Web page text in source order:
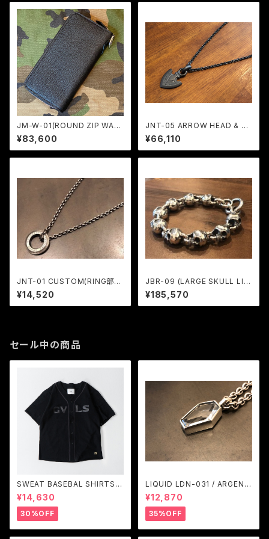
JM-W-01(ROUND ZIP WAL
LET) / JANGO
¥83,600
JNT-05 ARROW HEAD & JA
C-45-50 (50cm) ALL BLAC
K CUSTOM / JANGO
¥66,110
JNT-01 CUSTOM(RING部の
み・両面刻印) / JANGO
¥14,520
JBR-09 (LARGE SKULL LIN
K BRACELET) / JANGO
¥185,570
セール中の商品
SWEAT BASEBAL SHIRTS
(BLACK) / GAVIAL
¥14,630
30%OFF
LIQUID LDN-031 / ARGENT
GLEAM
¥12,870
35%OFF